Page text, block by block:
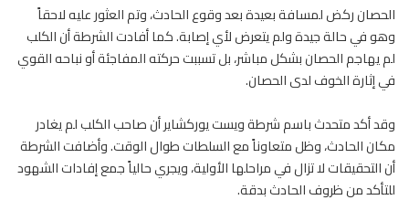
الحصان ركض لمسافة بعيدة بعد وقوع الحادث، وتم العثور عليه لاحقاً
وهو في حالة جيدة ولم يتعرض لأي إصابة. كما أفادت الشرطة أن الكلب
لم يهاجم الحصان بشكل مباشر، بل تسببت حركته المفاجئة أو نباحه القوي
في إثارة الخوف لدى الحصان.
وقد أكد متحدث باسم شرطة ويست يوركشاير أن صاحب الكلب لم يغادر
مكان الحادث، وظل متعاوناً مع السلطات طوال الوقت. وأضافت الشرطة
أن التحقيقات لا تزال في مراحلها الأولية، ويجري حالياً جمع إفادات الشهود
للتأكد من ظروف الحادث بدقة.